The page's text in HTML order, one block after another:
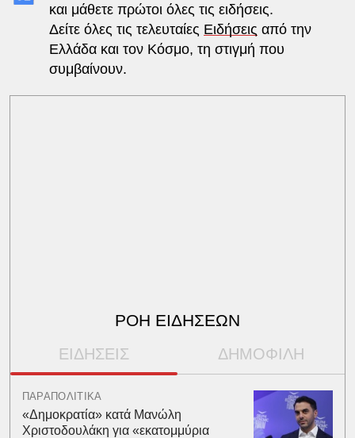
και μάθετε πρώτοι όλες τις ειδήσεις.
Δείτε όλες τις τελευταίες Ειδήσεις από την
Ελλάδα και τον Κόσμο, τη στιγμή που
συμβαίνουν.
ΡΟΗ ΕΙΔΗΣΕΩΝ
ΕΙΔΗΣΕΙΣ ΔΗΜΟΦΙΛΗ
ΠΑΡΑΠΟΛΙΤΙΚΑ
«Δημοκρατία» κατά Μανώλη
Χριστοδουλάκη για «εκατομμύρια